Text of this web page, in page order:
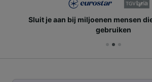
Sluit je aan bij miljoenen mensen
gebruiken